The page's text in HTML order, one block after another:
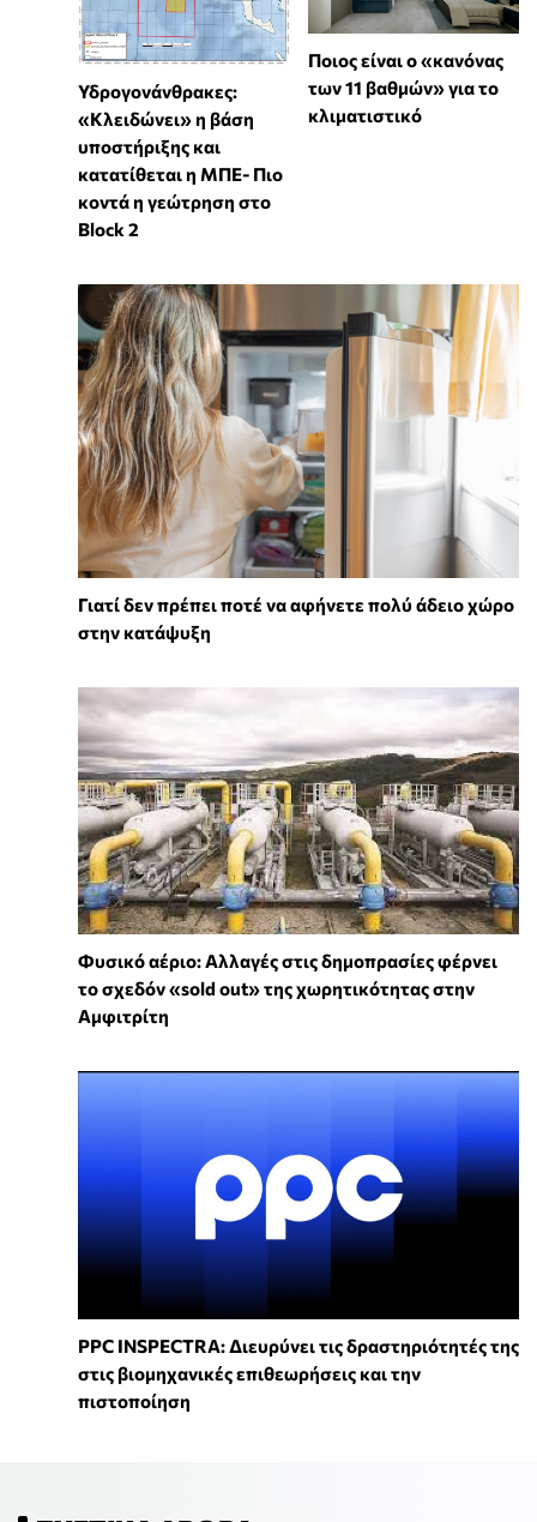
Υδρογονάνθρακες:
«Κλειδώνει» η βάση
υποστήριξης και
κατατίθεται η ΜΠΕ- Πιο
κοντά η γεώτρηση στο
Block 2
Ποιος είναι ο «κανόνας
των 11 βαθμών» για το
κλιματιστικό
Γιατί δεν πρέπει ποτέ να αφήνετε πολύ άδειο χώρο
στην κατάψυξη
Φυσικό αέριο: Αλλαγές στις δημοπρασίες φέρνει
το σχεδόν «sold out» της χωρητικότητας στην
Αμφιτρίτη
PPC INSPECTRA: Διευρύνει τις δραστηριότητές της
στις βιομηχανικές επιθεωρήσεις και την
πιστοποίηση